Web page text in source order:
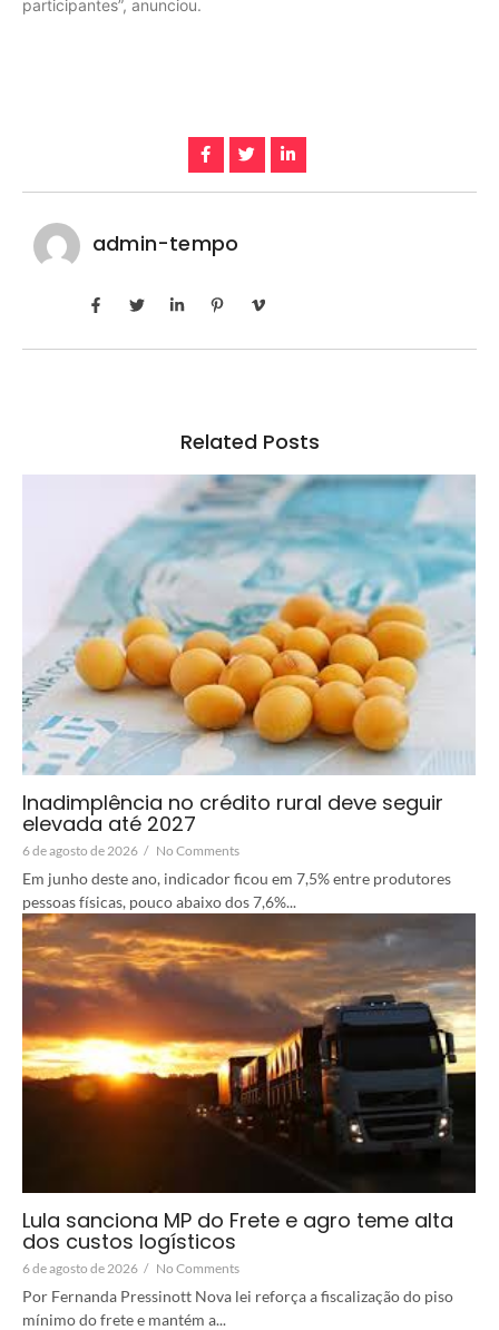
participantes”, anunciou.
admin-tempo
Related Posts
Inadimplência no crédito rural deve seguir
elevada até 2027
6 de agosto de 2026 / No Comments
Em junho deste ano, indicador ficou em 7,5% entre produtores
pessoas físicas, pouco abaixo dos 7,6%...
Lula sanciona MP do Frete e agro teme alta
dos custos logísticos
6 de agosto de 2026 / No Comments
Por Fernanda Pressinott Nova lei reforça a fiscalização do piso
mínimo do frete e mantém a...